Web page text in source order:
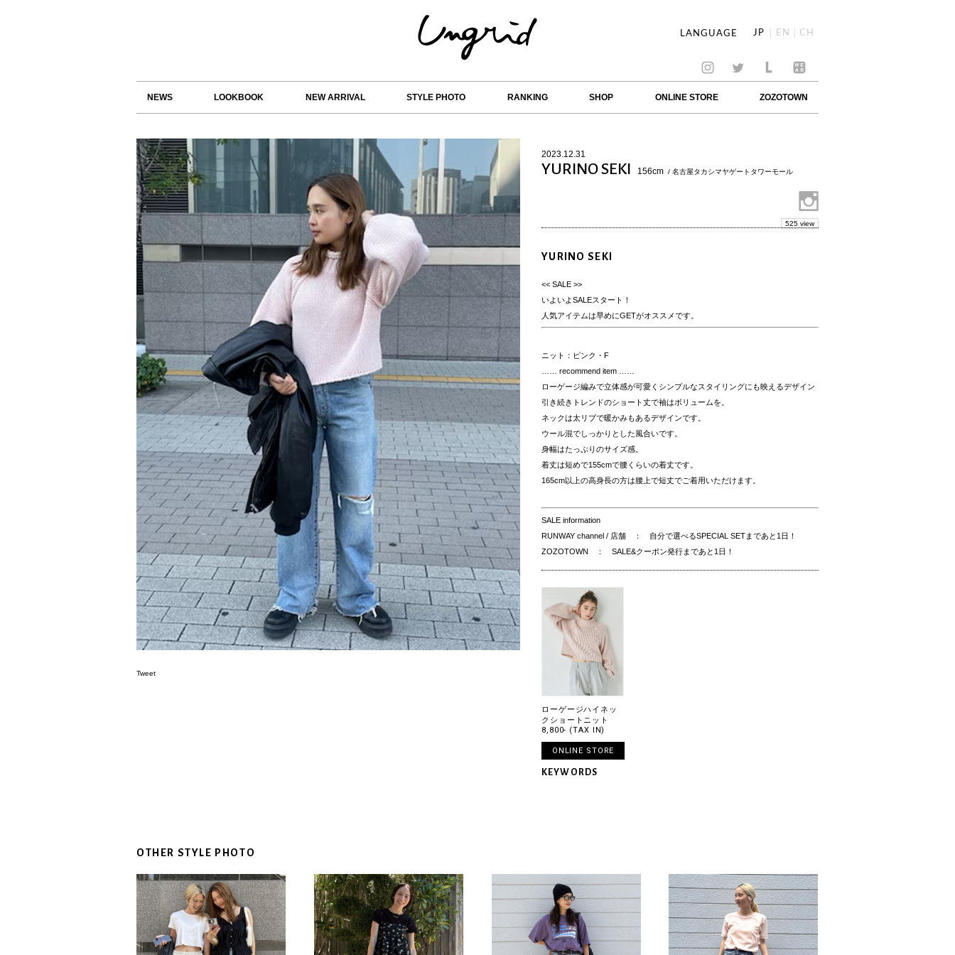
LANGUAGE JP EN CH
NEWS LOOKBOOK NEW ARRIVAL STYLE PHOTO RANKING SHOP ONLINE STORE ZOZOTOWN
Tweet
2023.12.31
YURINO SEKI 156cm / 名古屋タカシマヤゲートタワーモール
525 view
YURINO SEKI
<< SALE >>
いよいよSALEスタート！
人気アイテムは早めにGETがオススメです。
ニット：ピンク・F
…… recommend item ……
ローゲージ編みで立体感が可愛くシンプルなスタイリングにも映えるデザイン
引き続きトレンドのショート丈で袖はボリュームを。
ネックは太リブで暖かみもあるデザインです。
ウール混でしっかりとした風合いです。
身幅はたっぷりのサイズ感。
着丈は短めで155cmで腰くらいの着丈です。
165cm以上の高身長の方は腰上で短丈でご着用いただけます。
SALE information
RUNWAY channel / 店舗 ： 自分で選べるSPECIAL SETまであと1日！
ZOZOTOWN ： SALE&クーポン発行まであと1日！
ローゲージハイネッ
クショートニット
8,800- (TAX IN)
ONLINE STORE
KEYWORDS
OTHER STYLE PHOTO